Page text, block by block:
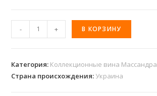
- + В КОРЗИНУ
Категория: Коллекционные вина Массандра
Страна происхождения: Украина